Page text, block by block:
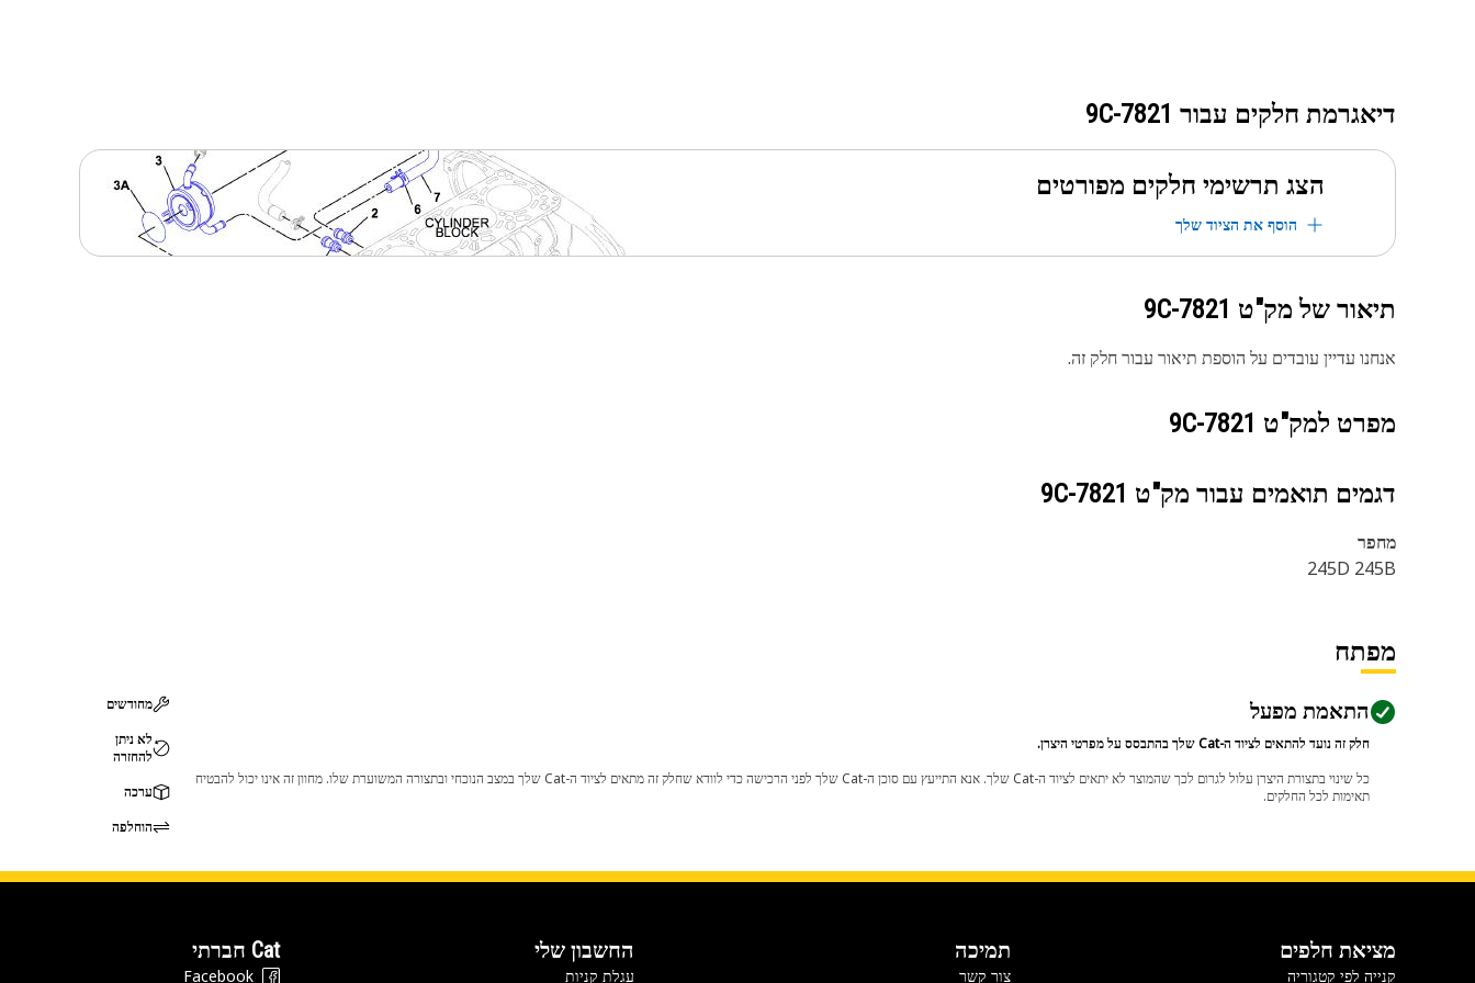
דיאגרמת חלקים עבור 9C-7821
הצג תרשימי חלקים מפורטים
הוסף את הציוד שלך
תיאור של מק"ט 9C-7821
אנחנו עדיין עובדים על הוספת תיאור עבור חלק זה.
מפרט למק"ט 9C-7821
דגמים תואמים עבור מק"ט 9C-7821
מחפר
245D 245B
מפתח
התאמת מפעל
חלק זה נועד להתאים לציוד ה-Cat שלך בהתבסס על מפרטי היצרן.
כל שינוי בתצורת היצרן עלול לגרום לכך שהמוצר לא יתאים לציוד ה-Cat שלך. אנא התייעץ עם סוכן ה-Cat שלך לפני הרכישה כדי לוודא שחלק זה מתאים לציוד ה-Cat שלך במצב הנוכחי ובתצורה המשוערת שלו. מחוון זה אינו יכול להבטיח
תאימות לכל החלקים.
מחודשים
לא ניתן
להחזרה
ערכה
הוחלפה
מציאת חלפים
קנייה לפי קטגוריה
תמיכה
צור קשר
החשבון שלי
עגלת קניות
Cat חברתי
Facebook